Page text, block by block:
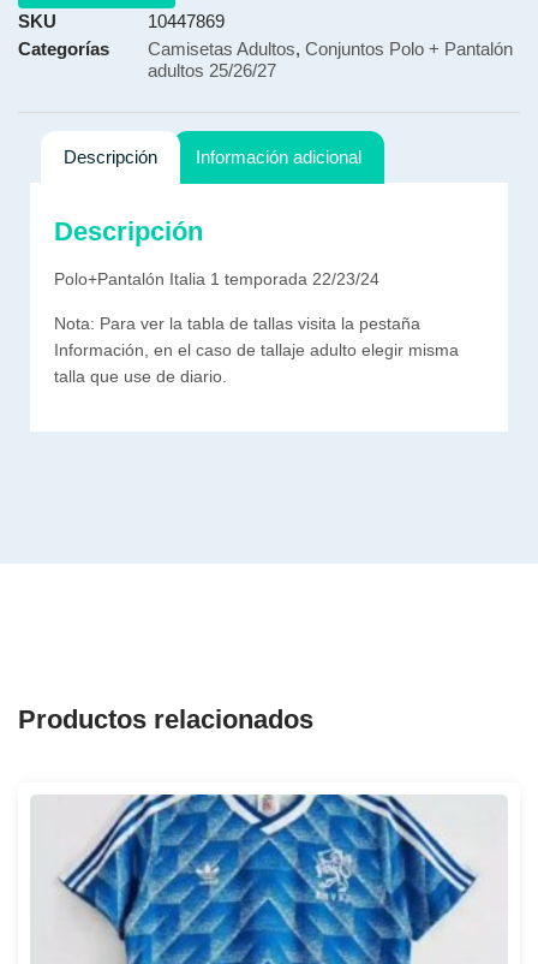
SKU
10447869
Categorías
Camisetas Adultos, Conjuntos Polo + Pantalón
adultos 25/26/27
Descripción Información adicional
Descripción
Polo+Pantalón Italia 1 temporada 22/23/24
Nota: Para ver la tabla de tallas visita la pestaña
Información, en el caso de tallaje adulto elegir misma
talla que use de diario.
Productos relacionados